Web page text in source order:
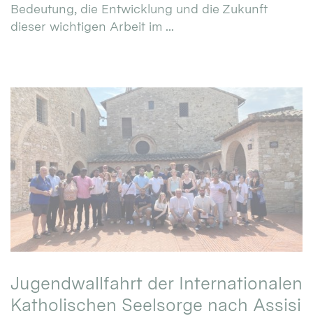
Bedeutung, die Entwicklung und die Zukunft
dieser wichtigen Arbeit im ...
Jugendwallfahrt der Internationalen
Katholischen Seelsorge nach Assisi